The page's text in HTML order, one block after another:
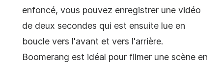
enfoncé, vous pouvez enregistrer une vidéo
de deux secondes qui est ensuite lue en
boucle vers l'avant et vers l'arrière.
Boomerang est idéal pour filmer une scène en